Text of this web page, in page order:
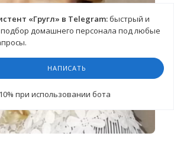
«Гругл» в Telegram:быстрый и
домашнего персонала под любые
НАПИСАТЬ
при использовании бота